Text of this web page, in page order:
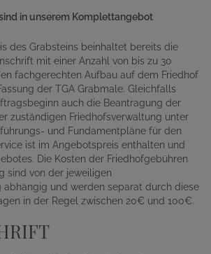
in unserem Komplettangebot
des Grabsteins beinhaltet bereits die
mit einer Anzahl von bis zu 30
fachgerechten Aufbau auf dem Friedhof
der TGA Grabmale. Gleichfalls
auch die Beantragung der
zuständigen Friedhofsverwaltung unter
und Fundamentpläne für den
ist im Angebotspreis enthalten und
Die Kosten der Friedhofgebühren
sind von der jeweiligen
abhängig und werden separat durch diese
in der Regel zwischen 20€ und 100€.